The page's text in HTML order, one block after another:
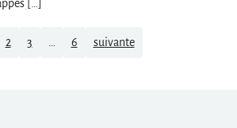
[…]
2 3 6 suivante